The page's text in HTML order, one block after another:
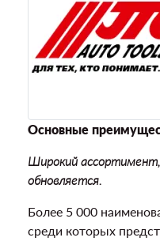
Основные
Широкий
обновляется.
Более 5 000
среди которых